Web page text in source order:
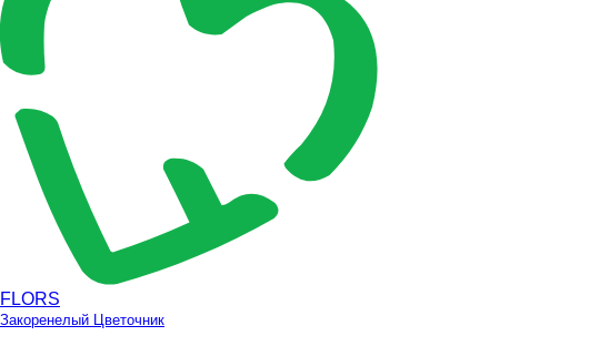
FLORS
Закоренелый Цветочник